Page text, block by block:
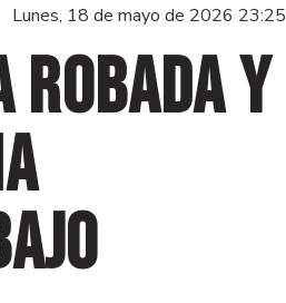
Lunes, 18 de mayo de 2026 23:25
robada y